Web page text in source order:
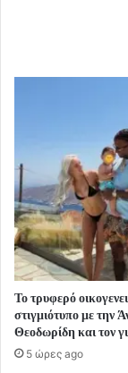
Το τρυφερό
στιγμιότυπο με την
Θεοδωρίδη και τον
5 ώρες ago